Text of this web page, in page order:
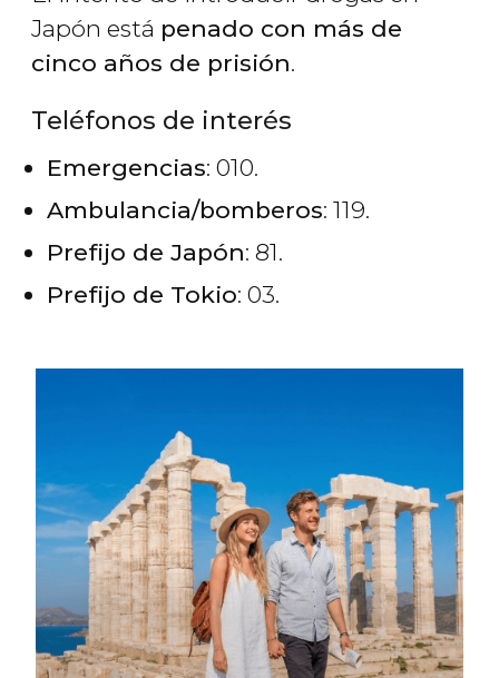
Japón está penado con más de
cinco años de prisión.
Teléfonos de interés
Emergencias: 010.
Ambulancia/bomberos: 119.
Prefijo de Japón: 81.
Prefijo de Tokio: 03.